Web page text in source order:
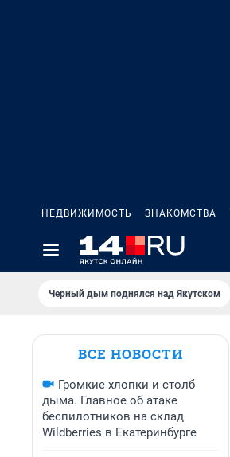
НЕДВИЖИМОСТЬ ЗНАКОМСТВА
Черный дым поднялся над Якутском
ВСЕ НОВОСТИ
Громкие хлопки и столб
дыма. Главное об атаке
беспилотников на склад
Wildberries в Екатеринбурге